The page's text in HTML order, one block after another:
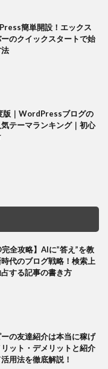
簡単開設！エックス
のクイックスタートで始
版｜WordPressブログの
テーマランキング｜初心
完全攻略】AIに”答え”を教
時代のブログ戦略！検索上
する記事の書き方
の友達紹介は本当に稼げ
ット・デメリットと紹介
用法を徹底解説！